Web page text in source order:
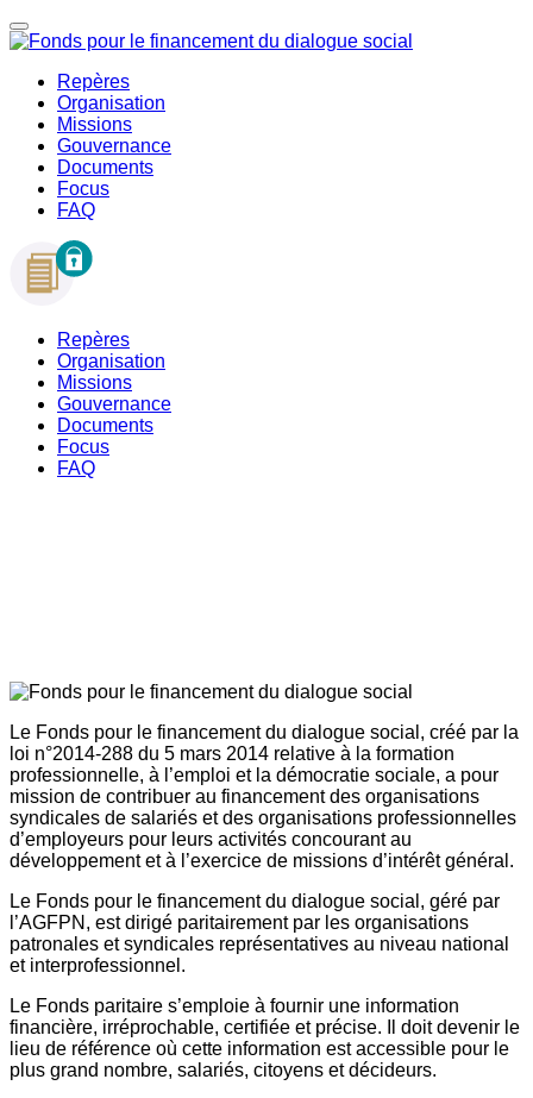
Repères
Organisation
Missions
Gouvernance
Documents
Focus
FAQ
Repères
Organisation
Missions
Gouvernance
Documents
Focus
FAQ
Le Fonds pour le financement du dialogue social, créé par la
loi n°2014-288 du 5 mars 2014 relative à la formation
professionnelle, à l’emploi et la démocratie sociale, a pour
mission de contribuer au financement des organisations
syndicales de salariés et des organisations professionnelles
d’employeurs pour leurs activités concourant au
développement et à l’exercice de missions d’intérêt général.
Le Fonds pour le financement du dialogue social, géré par
l’AGFPN, est dirigé paritairement par les organisations
patronales et syndicales représentatives au niveau national
et interprofessionnel.
Le Fonds paritaire s’emploie à fournir une information
financière, irréprochable, certifiée et précise. Il doit devenir le
lieu de référence où cette information est accessible pour le
plus grand nombre, salariés, citoyens et décideurs.